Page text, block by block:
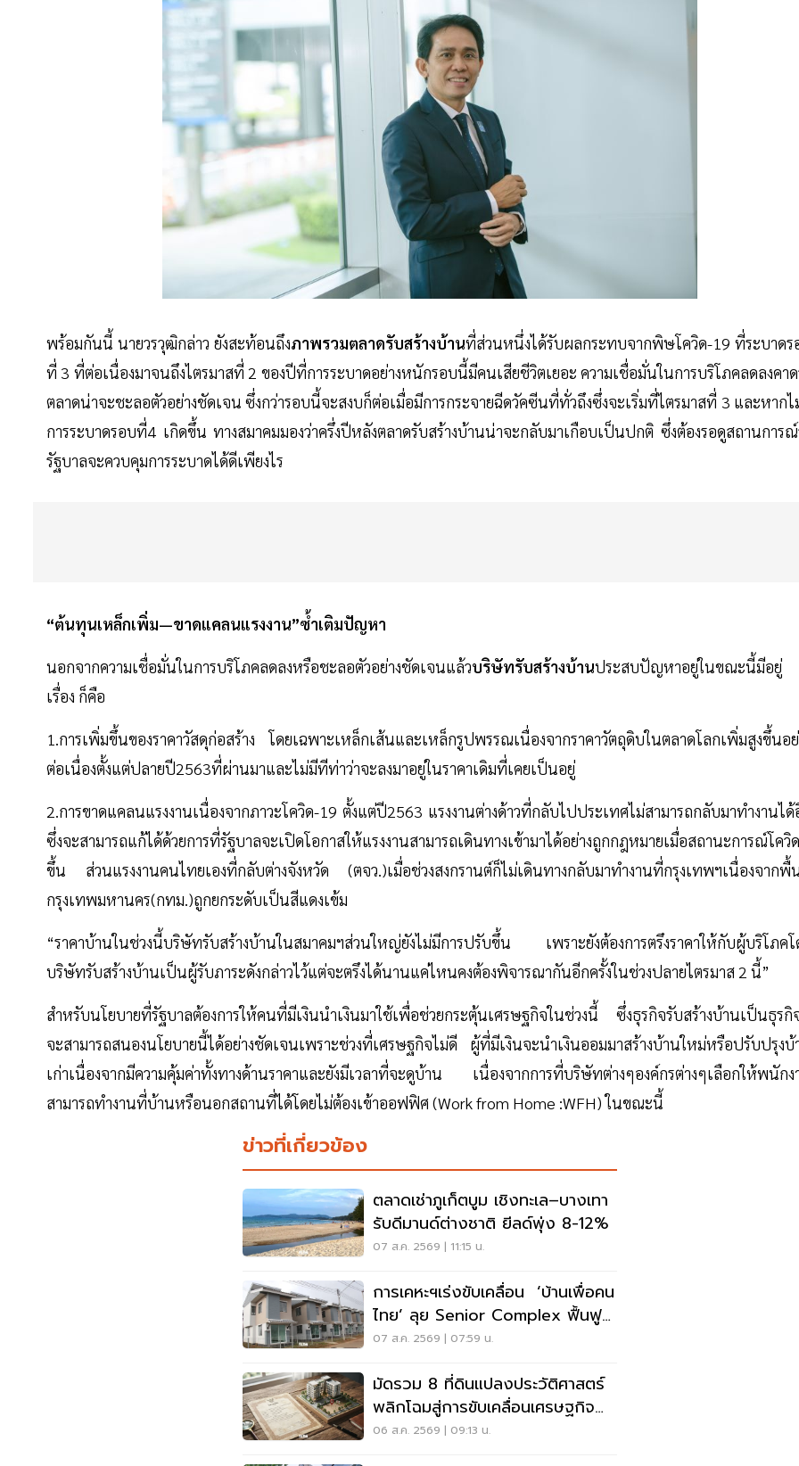
พร้อมกันนี้ นายวรวุฒิกล่าว ยังสะท้อนถึงภาพรวมตลาดรับสร้างบ้านที่ส่วนหนึ่งได้รับผลกระทบจากพิษโควิด-19 ที่ระบาดร
ที่ 3 ที่ต่อเนื่องมาจนถึงไตรมาสที่ 2 ของปีที่การระบาดอย่างหนักรอบนี้มีคนเสียชีวิตเยอะ ความเชื่อมั่นในการบริโภคลดลงคา
ตลาดน่าจะชะลอตัวอย่างชัดเจน ซึ่งกว่ารอบนี้จะสงบก็ต่อเมื่อมีการกระจายฉีดวัคซีนที่ทั่วถึงซึ่งจะเริ่มที่ไตรมาสที่ 3 และหาก
การระบาดรอบที่4 เกิดขึ้น ทางสมาคมมองว่าครึ่งปีหลังตลาดรับสร้างบ้านน่าจะกลับมาเกือบเป็นปกติ ซึ่งต้องรอดูสถานการณ์
รัฐบาลจะควบคุมการระบาดได้ดีเพียงไร
“ต้นทุนเหล็กเพิ่ม—ขาดแคลนแรงงาน”ซ้ำเติมปัญหา
นอกจากความเชื่อมั่นในการบริโภคลดลงหรือชะลอตัวอย่างชัดเจนแล้วบริษัทรับสร้างบ้านประสบปัญหาอยู่ในขณะนี้มีอ
เรื่อง ก็คือ
1.การเพิ่มขึ้นของราคาวัสดุก่อสร้าง โดยเฉพาะเหล็กเส้นและเหล็กรูปพรรณเนื่องจากราคาวัตถุดิบในตลาดโลกเพิ่มสูงขึ้นอ
ต่อเนื่องตั้งแต่ปลายปี2563ที่ผ่านมาและไม่มีทีท่าว่าจะลงมาอยู่ในราคาเดิมที่เคยเป็นอยู่
2.การขาดแคลนแรงงานเนื่องจากภาวะโควิด-19 ตั้งแต่ปี2563 แรงงานต่างด้าวที่กลับไปประเทศไม่สามารถกลับมาทำงานไ
ซึ่งจะสามารถแก้ได้ด้วยการที่รัฐบาลจะเปิดโอกาสให้แรงงานสามารถเดินทางเข้ามาได้อย่างถูกกฎหมายเมื่อสถานะการณ์โควิ
ขึ้น ส่วนแรงงานคนไทยเองที่กลับต่างจังหวัด (ตจว.)เมื่อช่วงสงกรานต์ก็ไม่เดินทางกลับมาทำงานที่กรุงเทพฯเนื่องจากพื้
กรุงเทพมหานคร(กทม.)ถูกยกระดับเป็นสีแดงเข้ม
“ราคาบ้านในช่วงนี้บริษัทรับสร้างบ้านในสมาคมฯส่วนใหญ่ยังไม่มีการปรับขึ้น เพราะยังต้องการตรึงราคาให้กับผู้บริโภคโ
บริษัทรับสร้างบ้านเป็นผู้รับภาระดังกล่าวไว้แต่จะตรึงได้นานแค่ไหนคงต้องพิจารณากันอีกครั้งในช่วงปลายไตรมาส 2 นี้”
สำหรับนโยบายที่รัฐบาลต้องการให้คนที่มีเงินนำเงินมาใช้เพื่อช่วยกระตุ้นเศรษฐกิจในช่วงนี้ ซึ่งธุรกิจรับสร้างบ้านเป็นธุรกิ
จะสามารถสนองนโยบายนี้ได้อย่างชัดเจนเพราะช่วงที่เศรษฐกิจไม่ดี ผู้ที่มีเงินจะนำเงินออมมาสร้างบ้านใหม่หรือปรับปรุงบ้
เก่าเนื่องจากมีความคุ้มค่าทั้งทางด้านราคาและยังมีเวลาที่จะดูบ้าน เนื่องจากการที่บริษัทต่างๆองค์กรต่างๆเลือกให้พนักง
สามารถทำงานที่บ้านหรือนอกสถานที่ได้โดยไม่ต้องเข้าออฟฟิศ (Work from Home :WFH) ในขณะนี้
ข่าวที่เกี่ยวข้อง
ตลาดเช่าภูเก็ตบูม เชิงทะเล–บางเทา
รับดีมานด์ต่างชาติ ยีลด์พุ่ง 8-12%
07 ส.ค. 2569 | 11:15 น.
การเคหะฯเร่งขับเคลื่อน ‘บ้านเพื่อคน
ไทย’ ลุย Senior Complex ฟื้นฟู
เมือง
07 ส.ค. 2569 | 07:59 น.
มัดรวม 8 ที่ดินแปลงประวัติศาสตร์
พลิกโฉมสู่การขับเคลื่อนเศรษฐกิจ
เมือง
06 ส.ค. 2569 | 09:13 น.